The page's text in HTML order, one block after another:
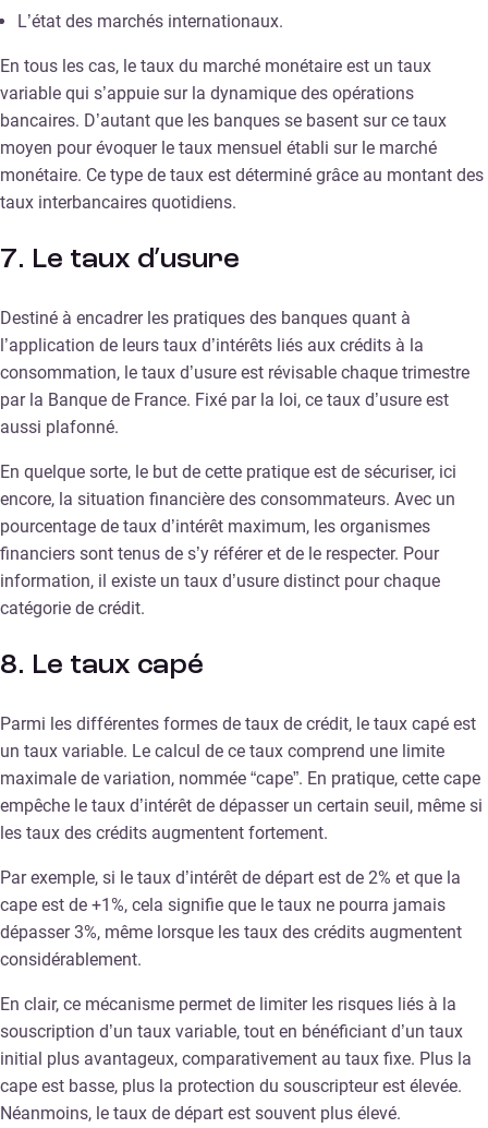
L’état des marchés internationaux.
En tous les cas, le taux du marché monétaire est un taux
variable qui s’appuie sur la dynamique des opérations
bancaires. D’autant que les banques se basent sur ce taux
moyen pour évoquer le taux mensuel établi sur le marché
monétaire. Ce type de taux est déterminé grâce au montant des
taux interbancaires quotidiens.
7. Le taux d’usure
Destiné à encadrer les pratiques des banques quant à
l’application de leurs taux d’intérêts liés aux crédits à la
consommation, le taux d’usure est révisable chaque trimestre
par la Banque de France. Fixé par la loi, ce taux d’usure est
aussi plafonné.
En quelque sorte, le but de cette pratique est de sécuriser, ici
encore, la situation financière des consommateurs. Avec un
pourcentage de taux d’intérêt maximum, les organismes
financiers sont tenus de s’y référer et de le respecter. Pour
information, il existe un taux d’usure distinct pour chaque
catégorie de crédit.
8. Le taux capé
Parmi les différentes formes de taux de crédit, le taux capé est
un taux variable. Le calcul de ce taux comprend une limite
maximale de variation, nommée “cape”. En pratique, cette cape
empêche le taux d’intérêt de dépasser un certain seuil, même si
les taux des crédits augmentent fortement.
Par exemple, si le taux d’intérêt de départ est de 2% et que la
cape est de +1%, cela signifie que le taux ne pourra jamais
dépasser 3%, même lorsque les taux des crédits augmentent
considérablement.
En clair, ce mécanisme permet de limiter les risques liés à la
souscription d’un taux variable, tout en bénéficiant d’un taux
initial plus avantageux, comparativement au taux fixe. Plus la
cape est basse, plus la protection du souscripteur est élevée.
Néanmoins, le taux de départ est souvent plus élevé.